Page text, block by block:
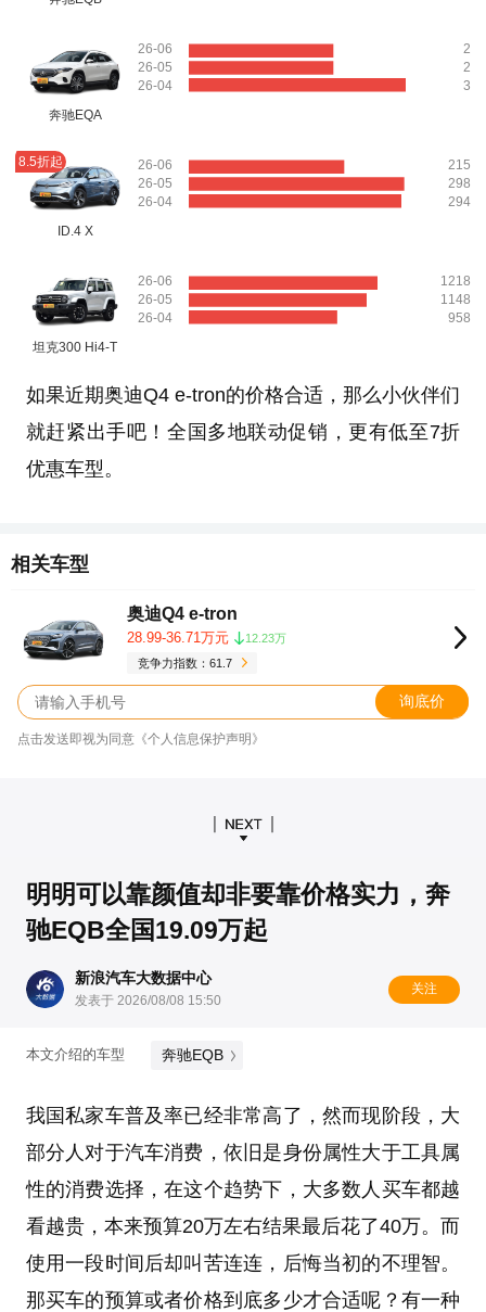
奔驰EQA
26-06
26-05
26-04
2
2
3
8.5折起
ID.4 X
26-06
26-05
26-04
215
298
294
坦克300 Hi4-T
26-06
26-05
26-04
1218
1148
958
如果近期奥迪Q4 e-tron的价格合适，那么小伙伴们
就赶紧出手吧！全国多地联动促销，更有低至7折
优惠车型。
相关车型
奥迪Q4 e-tron
28.99-36.71万元
12.23万
竞争力指数：61.7
询底价
点击发送即视为同意《个人信息保护声明》
明明可以靠颜值却非要靠价格实力，奔
驰EQB全国19.09万起
新浪汽车大数据中心
发表于 2026/08/08 15:50
关注
本文介绍的车型 奔驰EQB
我国私家车普及率已经非常高了，然而现阶段，大
部分人对于汽车消费，依旧是身份属性大于工具属
性的消费选择，在这个趋势下，大多数人买车都越
看越贵，本来预算20万左右结果最后花了40万。而
使用一段时间后却叫苦连连，后悔当初的不理智。
那买车的预算或者价格到底多少才合适呢？有一种